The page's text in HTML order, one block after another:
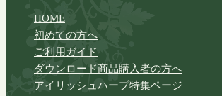
HOME
初めての方へ
ご利用ガイド
ダウンロード商品購入者の方へ
アイリッシュハープ特集ページ